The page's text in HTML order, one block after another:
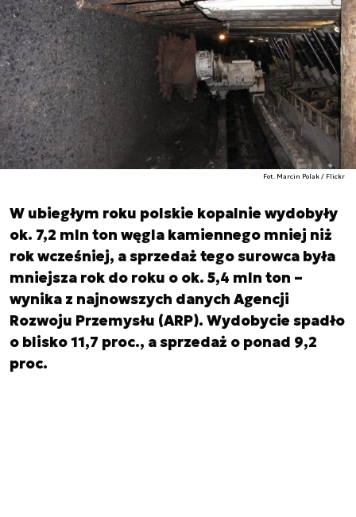
Fot. Marcin Polak / Flickr
W ubiegłym roku polskie kopalnie wydobyły
ok. 7,2 mln ton węgla kamiennego mniej niż
rok wcześniej, a sprzedaż tego surowca była
mniejsza rok do roku o ok. 5,4 mln ton –
wynika z najnowszych danych Agencji
Rozwoju Przemysłu (ARP). Wydobycie spadło
o blisko 11,7 proc., a sprzedaż o ponad 9,2
proc.